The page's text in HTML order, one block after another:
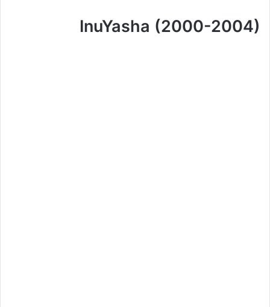
InuYasha (2000-2004)